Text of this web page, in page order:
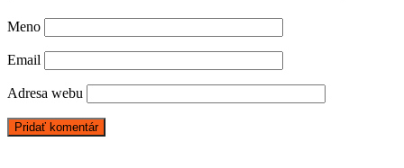
Meno
Email
Adresa webu